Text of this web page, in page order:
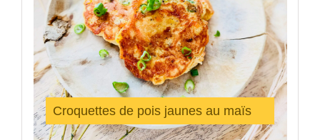
Croquettes de pois jaunes au maïs